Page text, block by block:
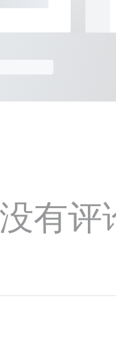
有评